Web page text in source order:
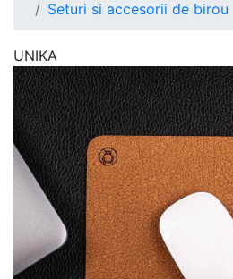
Seturi si accesorii de birou
UNIKA